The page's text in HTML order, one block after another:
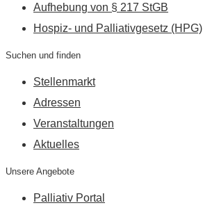
Aufhebung von § 217 StGB
Hospiz- und Palliativgesetz (HPG)
Suchen und finden
Stellenmarkt
Adressen
Veranstaltungen
Aktuelles
Unsere Angebote
Palliativ Portal